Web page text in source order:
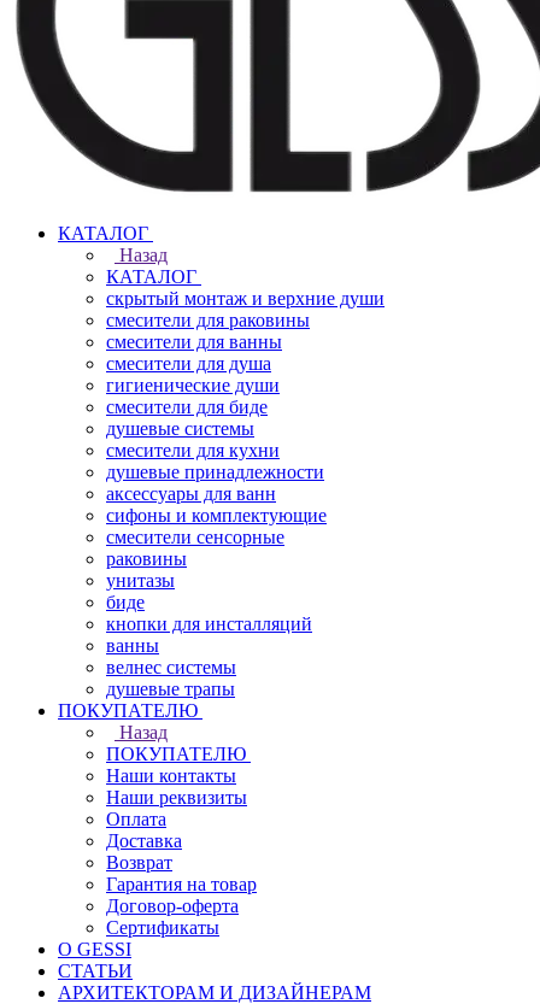
КАТАЛОГ
Назад
КАТАЛОГ
скрытый монтаж и верхние души
смесители для раковины
смесители для ванны
смесители для душа
гигиенические души
смесители для биде
душевые системы
смесители для кухни
душевые принадлежности
аксессуары для ванн
сифоны и комплектующие
смесители сенсорные
раковины
унитазы
биде
кнопки для инсталляций
ванны
велнес системы
душевые трапы
ПОКУПАТЕЛЮ
Назад
ПОКУПАТЕЛЮ
Наши контакты
Наши реквизиты
Оплата
Доставка
Возврат
Гарантия на товар
Договор-оферта
Сертификаты
О GESSI
СТАТЬИ
АРХИТЕКТОРАМ И ДИЗАЙНЕРАМ